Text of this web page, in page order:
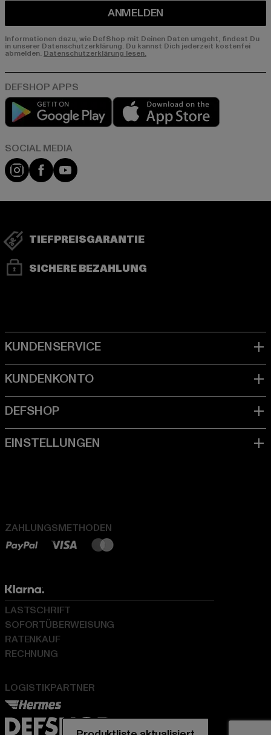
ANMELDEN
Informationen dazu, wie DefShop mit Deinen Daten umgeht, findest Du
in unserer Datenschutzerklärung. Du kannst Dich jederzeit kostenfei
abmelden. Datenschutzerklärung lesen.
Play market
Instagram
FacebookYouTube
TIEFPREISGARANTIE
SICHERE BEZAHLUNG
ZAHLUNGSMETHODEN
LOGISTIKPARTNER
LASTSCHRIFT
SOFORTÜBERWEISUNG
RATENKAUF
RECHNUNG